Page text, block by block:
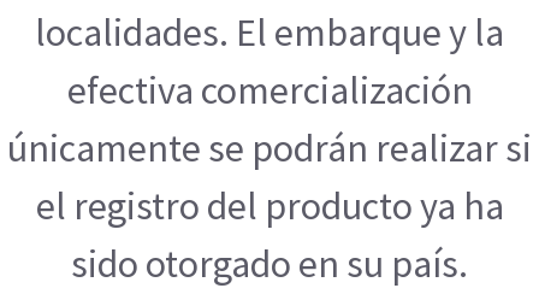
localidades. El embarque y la
efectiva comercialización
únicamente se podrán realizar si
el registro del producto ya ha
sido otorgado en su país.